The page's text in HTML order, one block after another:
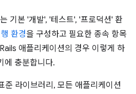
기본 '개발', '테스트', '프로덕션' 환
환경을 구성하고 필요한 종속 항목
애플리케이션의 경우 이렇게 하
에 충분합니다.
준 라이브러리, 모든 애플리케이션